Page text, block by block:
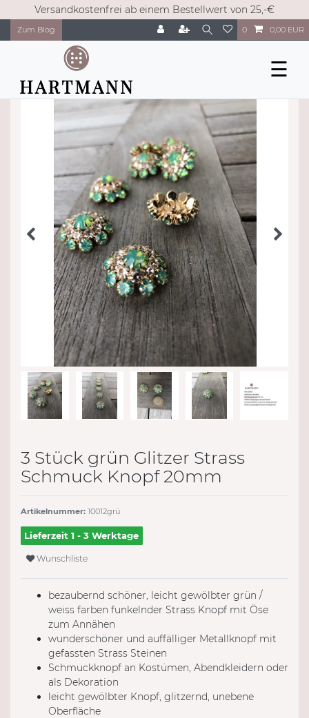
Versandkostenfrei ab einem Bestellwert von 25,-€
Zum Blog 0 0,00 EUR
☰
3 Stück grün Glitzer Strass
Schmuck Knopf 20mm
Artikelnummer: 10012grü
Lieferzeit 1 - 3 Werktage
Wunschliste
bezaubernd schöner, leicht gewölbter grün /
weiss farben funkelnder Strass Knopf mit Öse
zum Annähen
wunderschöner und auffälliger Metallknopf mit
gefassten Strass Steinen
Schmuckknopf an Kostümen, Abendkleidern oder
als Dekoration
leicht gewölbter Knopf, glitzernd, unebene
Oberfläche